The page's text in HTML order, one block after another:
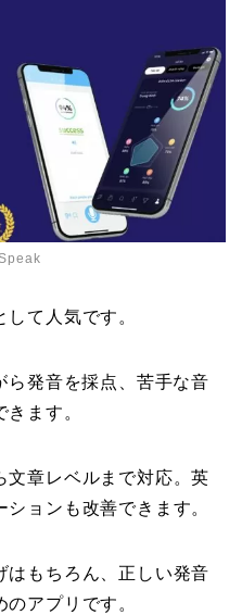
て人気です。
ら発音を採点、苦手な音
ます。
文章レベルまで対応。英
ョンも改善できます。
はもちろん、正しい発音
アプリです。